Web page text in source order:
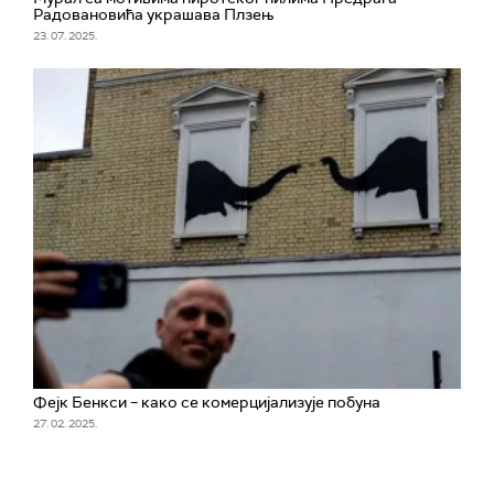
Радовановића украшава Плзењ
23. 07. 2025.
Фејк Бенкси – како се комерцијализује побуна
27. 02. 2025.